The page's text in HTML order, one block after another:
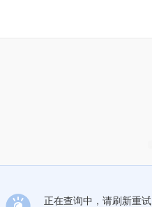
正在查询中，请刷新重试